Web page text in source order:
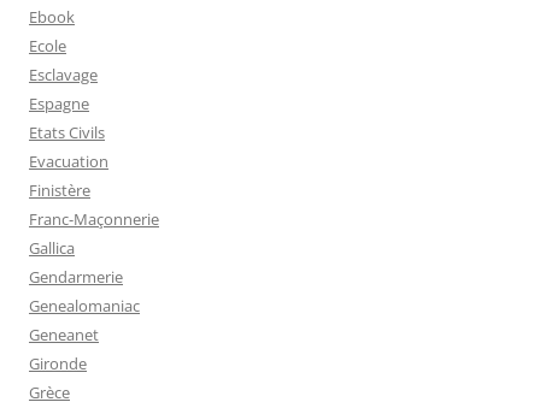
Ebook
Ecole
Esclavage
Espagne
Etats Civils
Evacuation
Finistère
Franc-Maçonnerie
Gallica
Gendarmerie
Genealomaniac
Geneanet
Gironde
Grèce